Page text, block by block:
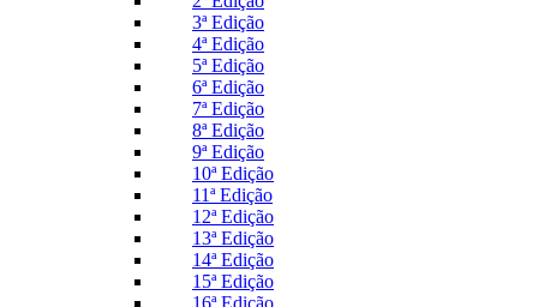
3ª Edição
4ª Edição
5ª Edição
6ª Edição
7ª Edição
8ª Edição
9ª Edição
10ª Edição
11ª Edição
12ª Edição
13ª Edição
14ª Edição
15ª Edição
16ª Edição